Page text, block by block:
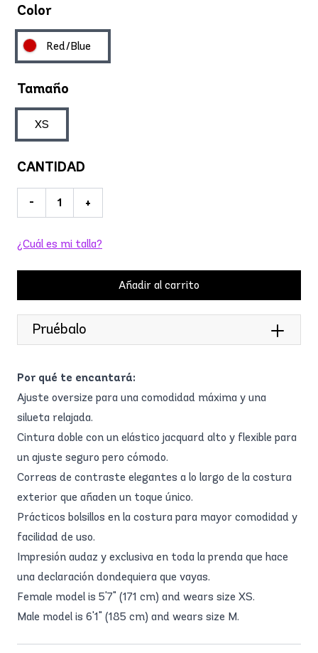
Color
Red/Blue
Tamaño
XS
CANTIDAD
- +
¿Cuál es mi talla?
Añadir al carrito
Pruébalo
Por qué te encantará:
Ajuste oversize para una comodidad máxima y una
silueta relajada.
Cintura doble con un elástico jacquard alto y flexible para
un ajuste seguro pero cómodo.
Correas de contraste elegantes a lo largo de la costura
exterior que añaden un toque único.
Prácticos bolsillos en la costura para mayor comodidad y
facilidad de uso.
Impresión audaz y exclusiva en toda la prenda que hace
una declaración dondequiera que vayas.
Female model is 5'7" (171 cm) and wears size XS.
Male model is 6'1" (185 cm) and wears size M.